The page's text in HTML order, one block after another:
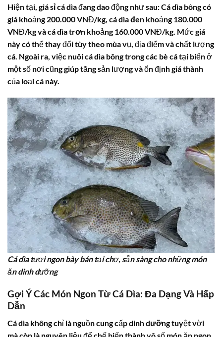
Hiện tại, giá sỉ cá dìađang dao động như sau:Cá dìa bôngcó
giá khoảng 200.000 VNĐ/kg, cá dìa đen khoảng 180.000
VNĐ/kg vàcá dìa trơn khoảng 160.000 VNĐ/kg. Mứcgiá
này có thể thay đổi tùy theo mùa vụ, địa điểm và chất lượng
cá. Ngoài ra, việc nuôicá dìa bôngtrong các bè cá tại biển ở
một số nơi cũng giúp tăng sản lượng và ổn địnhgiá thành
của loại cá này.
Cá dìa tươi ngon bày bán tại chợ, sẵn sàng cho những món
ăn dinh dưỡng
Gợi Ý Các Món Ngon Từ Cá Dìa: Đa Dạng Và Hấp
Dẫn
Cá dìa không chỉ là nguồn cung cấpdinh dưỡngtuyệt vời
mà còn là nguyên liệu để chế biến thành vô số món ăn ngon,